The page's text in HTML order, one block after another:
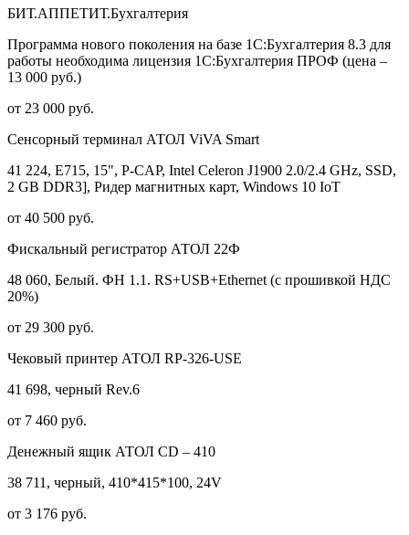
БИТ.АППЕТИТ.Бухгалтерия
Программа нового поколения на базе 1С:Бухгалтерия 8.3 для
работы необходима лицензия 1С:Бухгалтерия ПРОФ (цена –
13 000 руб.)
от 23 000 руб.
Сенсорный терминал АТОЛ ViVA Smart
41 224, E715, 15", P-CAP, Intel Celeron J1900 2.0/2.4 GHz, SSD,
2 GB DDR3], Ридер магнитных карт, Windows 10 IoT
от 40 500 руб.
Фискальный регистратор АТОЛ 22Ф
48 060, Белый. ФН 1.1. RS+USB+Ethernet (с прошивкой НДС
20%)
от 29 300 руб.
Чековый принтер АТОЛ RP-326-USE
41 698, черный Rev.6
от 7 460 руб.
Денежный ящик АТОЛ CD – 410
38 711, черный, 410*415*100, 24V
от 3 176 руб.